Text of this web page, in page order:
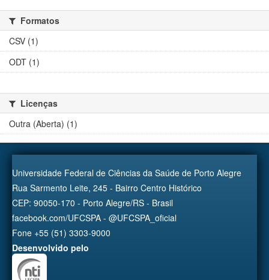
Formatos
CSV (1)
ODT (1)
Licenças
Outra (Aberta) (1)
Universidade Federal de Ciências da Saúde de Porto Alegre
Rua Sarmento Leite, 245 - Bairro Centro Histórico
CEP: 90050-170 - Porto Alegre/RS - Brasil
facebook.com/UFCSPA - @UFCSPA_oficial
Fone +55 (51) 3303-9000
Desenvolvido pelo